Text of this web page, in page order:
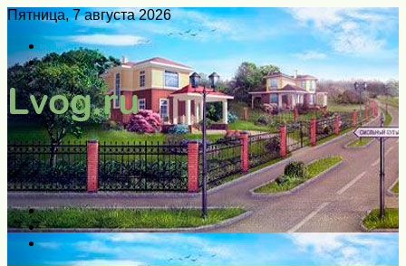
Пятница, 7 августа 2026
Войти
Switch
skin
Меню
Искать
Switch
skin